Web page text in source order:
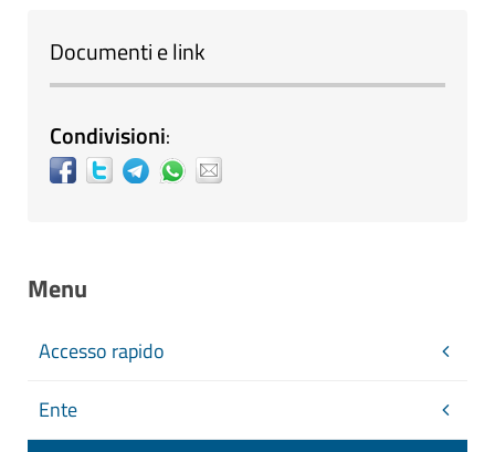
Documenti e link
Condivisioni:
Menu
Accesso rapido
Ente